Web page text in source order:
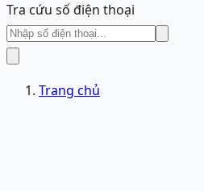
Tra cứu số điện thoại
Trang chủ